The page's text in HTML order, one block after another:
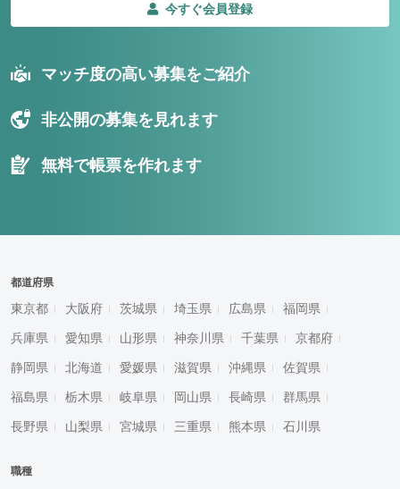
今すぐ会員登録
マッチ度の高い募集をご紹介
非公開の募集を見れます
無料で帳票を作れます
都道府県
東京都 大阪府 茨城県 埼玉県 広島県 福岡県
兵庫県 愛知県 山形県 神奈川県 千葉県 京都府
静岡県 北海道 愛媛県 滋賀県 沖縄県 佐賀県
福島県 栃木県 岐阜県 岡山県 長崎県 群馬県
長野県 山梨県 宮城県 三重県 熊本県 石川県
職種